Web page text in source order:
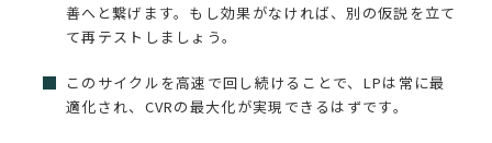
善へと繋げます。もし効果がなければ、別の仮説を立て
て再テストしましょう。
このサイクルを高速で回し続けることで、LPは常に最
適化され、CVRの最大化が実現できるはずです。